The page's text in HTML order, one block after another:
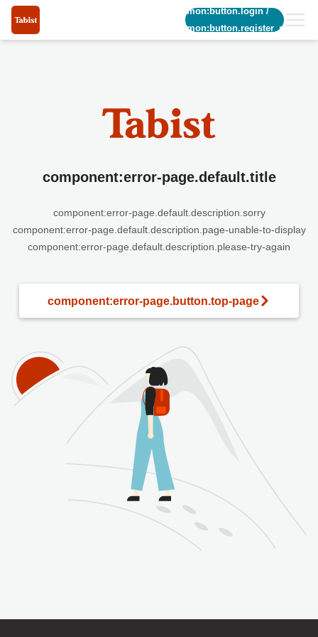
common:button.login/
common:button.register_short
component:error-page.default.title
component:error-page.default.description.sorry
component:error-page.default.description.page-unable-to-display
component:error-page.default.description.please-try-again
component:error-page.button.top-page